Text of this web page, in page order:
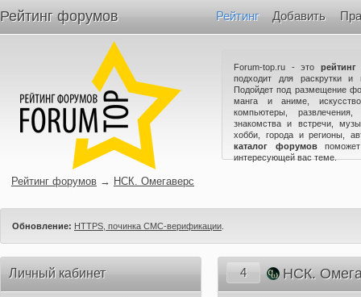
Рейтинг форумов Рейтинг Добавить
Forum-top.ru - это
подходит для раскрутки и
Подойдет под размещение
манга и аниме,
компьютеры,
знакомства и встречи,
хобби, города и регионы,
каталог форумов
интересующей вас теме.
Рейтинг форумов → НСК. Омегаверс
Обновление: HTTPS, починка СМС-верификации
Личный кабинет 4 НСК.